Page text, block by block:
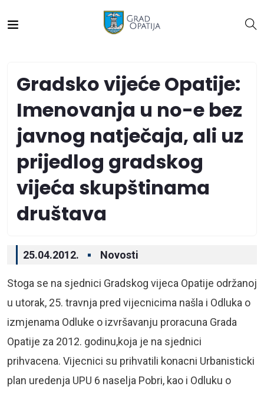
Gradsko vijeće Opatije:
Imenovanja u no-e bez
javnog natječaja, ali uz
prijedlog gradskog
vijeća skupštinama
društava
25.04.2012. Novosti
Stoga se na sjednici Gradskog vijeca Opatije održanoj
u utorak, 25. travnja pred vijecnicima našla i Odluka o
izmjenama Odluke o izvršavanju proracuna Grada
Opatije za 2012. godinu,koja je na sjednici
prihvacena. Vijecnici su prihvatili konacni Urbanisticki
plan uredenja UPU 6 naselja Pobri, kao i Odluku o